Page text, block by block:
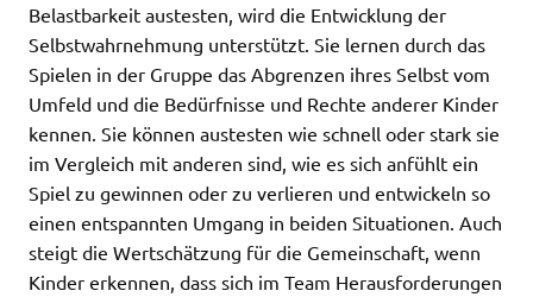
Belastbarkeit austesten, wird die Entwicklung der
Selbstwahrnehmung unterstützt. Sie lernen durch das
Spielen in der Gruppe das Abgrenzen ihres Selbst vom
Umfeld und die Bedürfnisse und Rechte anderer Kinder
kennen. Sie können austesten wie schnell oder stark sie
im Vergleich mit anderen sind, wie es sich anfühlt ein
Spiel zu gewinnen oder zu verlieren und entwickeln so
einen entspannten Umgang in beiden Situationen. Auch
steigt die Wertschätzung für die Gemeinschaft, wenn
Kinder erkennen, dass sich im Team Herausforderungen